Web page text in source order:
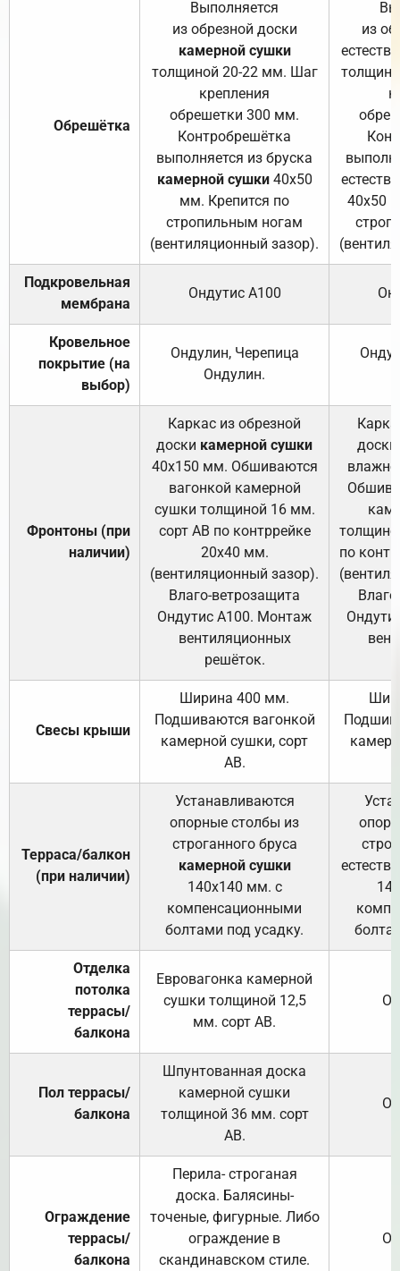
Обрешётка
Выполняется
из обрезной доски
камерной сушки
толщиной 20-22 мм. Шаг
крепления
обрешетки 300 мм.
Контробрешётка
выполняется из бруска
камерной сушки40х50
мм. Крепится по
стропильным ногам
(вентиляционный зазор).
из
40х50
Подкровельная
мембрана
Ондутис А100
Кровельное
покрытие (на
выбор)
Ондулин, Черепица
Ондулин.
Фронтоны (при
наличии)
Каркас из обрезной
доски камерной сушки
40х150 мм. Обшиваются
вагонкой камерной
сушки толщиной 16 мм.
сорт АВ по контррейке
20х40 мм.
(вентиляционный зазор).
Влаго-ветрозащита
Ондутис А100. Монтаж
вентиляционных
решёток.
доски
по
Свесы крыши
Ширина 400 мм.
Подшиваются вагонкой
камерной сушки, сорт
АВ.
Терраса/балкон
(при наличии)
Устанавливаются
опорные столбы из
строганного бруса
камерной сушки
140х140 мм. с
компенсационными
болтами под усадку.
Отделка
потолка
террасы/
балкона
Евровагонка камерной
сушки толщиной 12,5
мм. сорт АВ.
Пол террасы/
балкона
Шпунтованная доска
камерной сушки
толщиной 36 мм. сорт
АВ.
Ограждение
террасы/
балкона
Перила- строганая
доска. Балясины-
точеные, фигурные. Либо
ограждение в
скандинавском стиле.